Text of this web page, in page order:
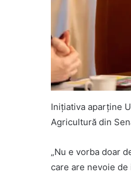
Inițiativa aparține
Agricultură din
„Nu e vorba doar
care are nevoie